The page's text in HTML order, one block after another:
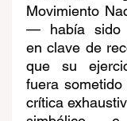
Movimiento
— había sido
en clave de
que su
fuera
crítica